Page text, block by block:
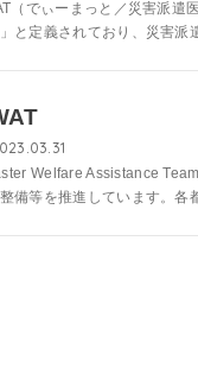
（でぃーまっと／災害派遣
と定義されており、災害
Welfare Assistance
備等を推進しています。各